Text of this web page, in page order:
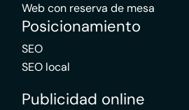
Web con reserva de mesa
Posicionamiento
SEO
SEO local
Publicidad online